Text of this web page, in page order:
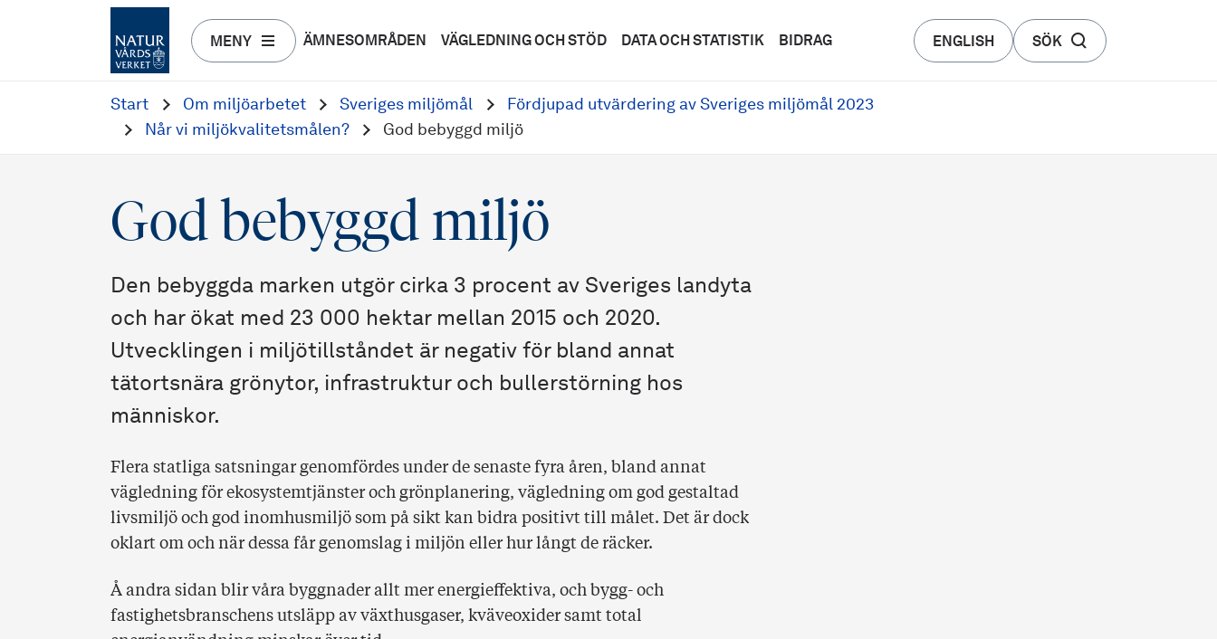
MENY ÄMNESOMRÅDEN VÄGLEDNING OCH STÖD DATA OCH STATISTIK BIDRAG ENGLISH SÖK
Start Om miljöarbetet Sveriges miljömål
Fördjupad utvärdering av Sveriges miljömål 2023
Når vi miljökvalitetsmålen?
God bebyggd miljö
God bebyggd miljö
Den bebyggda marken utgör cirka 3 procent av Sveriges landyta
och har ökat med 23 000 hektar mellan 2015 och 2020.
Utvecklingen i miljötillståndet är negativ för bland annat
tätortsnära grönytor, infrastruktur och bullerstörning hos
människor.
Flera statliga satsningar genomfördes under de senaste fyra åren, bland annat
vägledning för ekosystemtjänster och grönplanering, vägledning om god gestaltad
livsmiljö och god inomhusmiljö som på sikt kan bidra positivt till målet. Det är dock
oklart om och när dessa får genomslag i miljön eller hur långt de räcker.
Å andra sidan blir våra byggnader allt mer energieffektiva, och bygg- och
fastighetsbranschens utsläpp av växthusgaser, kväveoxider samt total